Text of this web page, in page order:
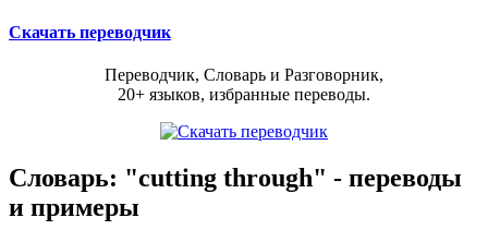
Скачать переводчик
Переводчик, Словарь и Разговорник,
20+ языков, избранные переводы.
Словарь: "cutting through" - переводы
и примеры